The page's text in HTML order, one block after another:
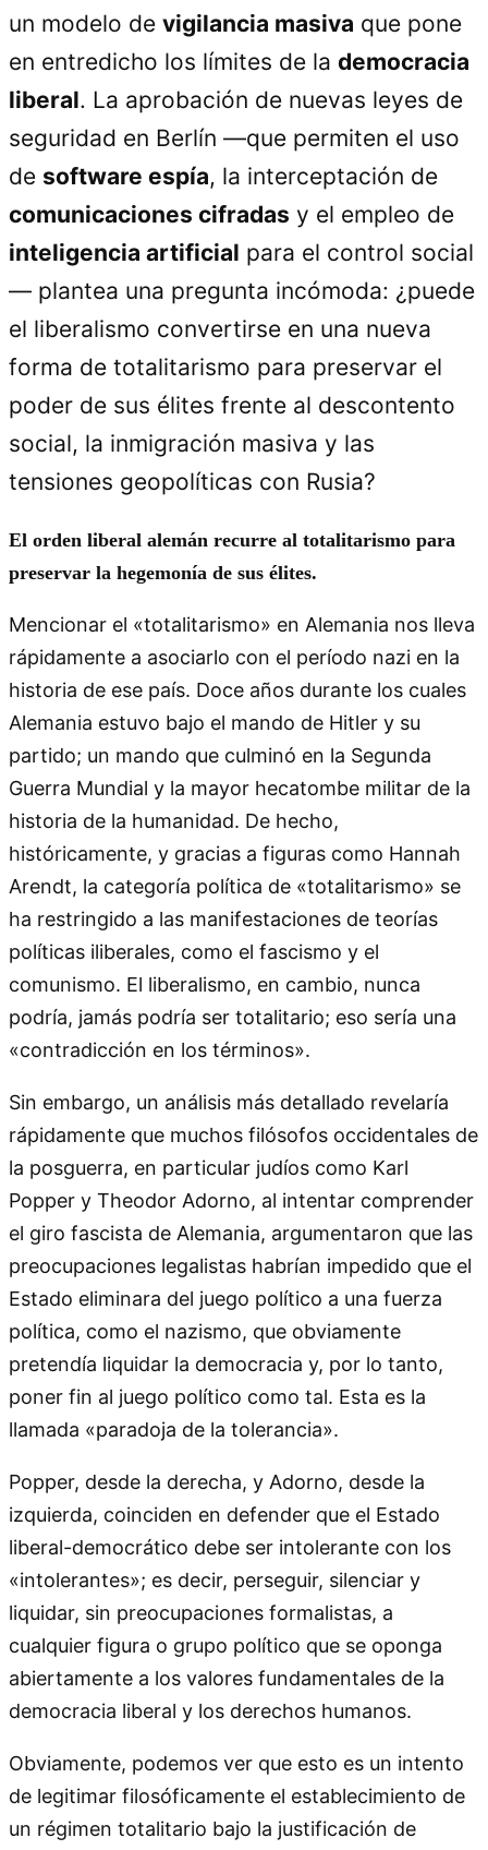
un modelo de vigilancia masiva que pone
en entredicho los límites de la democracia
liberal. La aprobación de nuevas leyes de
seguridad en Berlín —que permiten el uso
de software espía, la interceptación de
comunicaciones cifradas y el empleo de
inteligencia artificial para el control social
— plantea una pregunta incómoda: ¿puede
el liberalismo convertirse en una nueva
forma de totalitarismo para preservar el
poder de sus élites frente al descontento
social, la inmigración masiva y las
tensiones geopolíticas con Rusia?
El orden liberal alemán recurre al totalitarismo para
preservar la hegemonía de sus élites.
Mencionar el «totalitarismo» en Alemania nos lleva
rápidamente a asociarlo con el período nazi en la
historia de ese país. Doce años durante los cuales
Alemania estuvo bajo el mando de Hitler y su
partido; un mando que culminó en la Segunda
Guerra Mundial y la mayor hecatombe militar de la
historia de la humanidad. De hecho,
históricamente, y gracias a figuras como Hannah
Arendt, la categoría política de «totalitarismo» se
ha restringido a las manifestaciones de teorías
políticas iliberales, como el fascismo y el
comunismo. El liberalismo, en cambio, nunca
podría, jamás podría ser totalitario; eso sería una
«contradicción en los términos».
Sin embargo, un análisis más detallado revelaría
rápidamente que muchos filósofos occidentales de
la posguerra, en particular judíos como Karl
Popper y Theodor Adorno, al intentar comprender
el giro fascista de Alemania, argumentaron que las
preocupaciones legalistas habrían impedido que el
Estado eliminara del juego político a una fuerza
política, como el nazismo, que obviamente
pretendía liquidar la democracia y, por lo tanto,
poner fin al juego político como tal. Esta es la
llamada «paradoja de la tolerancia».
Popper, desde la derecha, y Adorno, desde la
izquierda, coinciden en defender que el Estado
liberal-democrático debe ser intolerante con los
«intolerantes»; es decir, perseguir, silenciar y
liquidar, sin preocupaciones formalistas, a
cualquier figura o grupo político que se oponga
abiertamente a los valores fundamentales de la
democracia liberal y los derechos humanos.
Obviamente, podemos ver que esto es un intento
de legitimar filosóficamente el establecimiento de
un régimen totalitario bajo la justificación de